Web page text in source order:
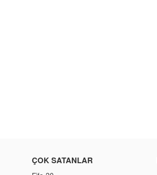
ÇOK SATANLAR